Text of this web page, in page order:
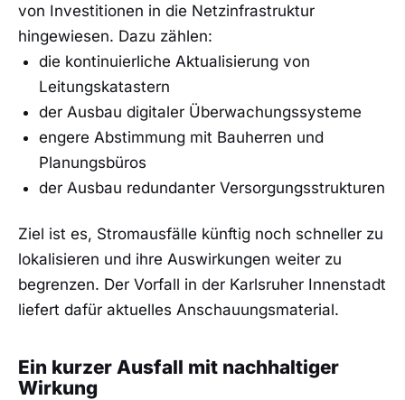
von Investitionen in die Netzinfrastruktur
hingewiesen. Dazu zählen:
die kontinuierliche Aktualisierung von
Leitungskatastern
der Ausbau digitaler Überwachungssysteme
engere Abstimmung mit Bauherren und
Planungsbüros
der Ausbau redundanter Versorgungsstrukturen
Ziel ist es, Stromausfälle künftig noch schneller zu
lokalisieren und ihre Auswirkungen weiter zu
begrenzen. Der Vorfall in der Karlsruher Innenstadt
liefert dafür aktuelles Anschauungsmaterial.
Ein kurzer Ausfall mit nachhaltiger
Wirkung